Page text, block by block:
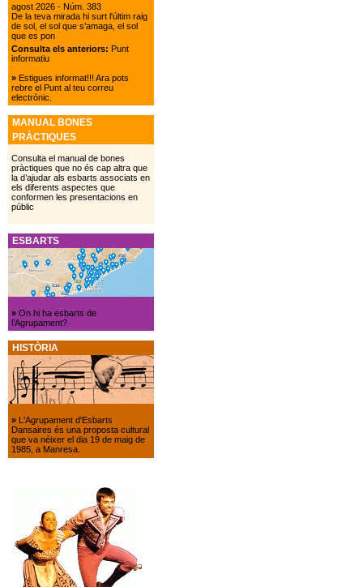
agost 2026 - Núm. 383
De la teva mirada hi surt l'últim raig
de sol, el sol que s’amaga, el sol
que es pon
Consulta els anteriors: Punt
informatiu
»Estigues informat!!! Ara pots
rebre el Punt al teu correu
electrònic.
MANUAL BONES
PRÀCTIQUES
Consulta el manual de bones
pràctiques que no és cap altra que
la d’ajudar als esbarts associats en
els diferents aspectes que
conformen les presentacions en
públic
ESBARTS
»On hi ha esbarts de
l’Agrupament?
HISTÒRIA
» L'Agrupament d'Esbarts
Dansaires és una proposta cultural
que va néixer el dia 19 de maig de
1985, a Manresa.